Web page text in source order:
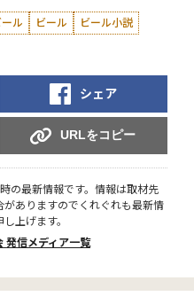
ル ビール
ビール小説
シェア
URLをコピー
の最新情報です。情報は取材先
ありますのでくれぐれも最新情
上げます。
発信メディア一覧